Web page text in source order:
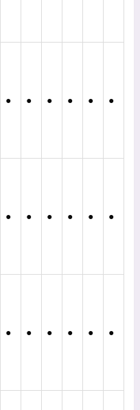
● ● ● ● ● ●
● ● ● ● ● ●
● ● ● ● ● ●